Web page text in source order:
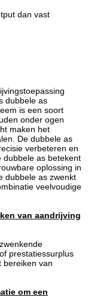
dan vast
dubbele as
is een soort
onder ogen
maken het
De dubbele as
verbeteren en
dubbele as betekent
oplossing in
dubbele as zwenkt
veelvoudige
van aandrijving
prestatiessurplus
bereiken van
om een